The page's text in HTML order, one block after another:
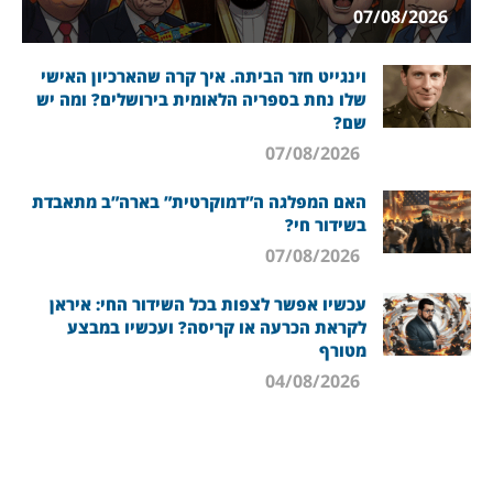
07/08/2026
וינגייט חזר הביתה. איך קרה שהארכיון האישי
שלו נחת בספריה הלאומית בירושלים? ומה יש
שם?
האם המפלגה ה”דמוקרטית” בארה”ב מתאבדת
בשידור חי?
עכשיו אפשר לצפות בכל השידור החי: איראן
לקראת הכרעה או קריסה? ועכשיו במבצע
מטורף